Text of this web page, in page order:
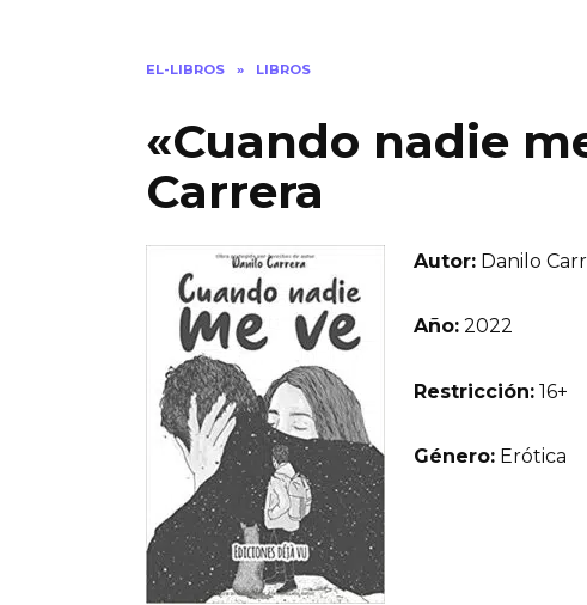
EL-LIBROS » LIBROS
«Cuando nadie
Carrera
Autor: Danilo
Año: 2022
Restricción: 16+
Género: Erótica